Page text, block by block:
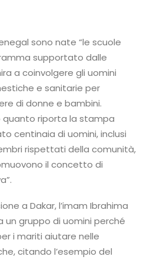
sono nate “le scuole
supportato dalle
a coinvolgere gli uomini
e sanitarie per
di donne e bambini.
quanto riporta la stampa
centinaia di uomini, inclusi
rispettati della comunità,
il concetto di
a Dakar, l’imam Ibrahima
un gruppo di uomini perché
i mariti aiutare nelle
citando l’esempio del